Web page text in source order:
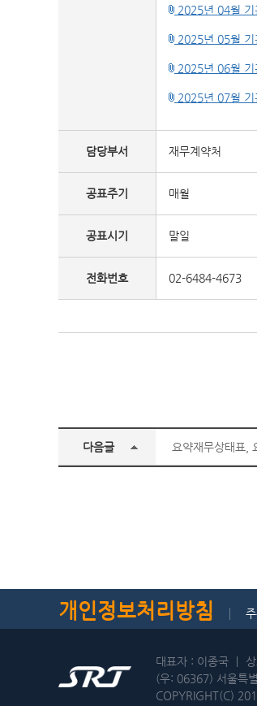
2025년 04월 기
2025년 05월 기
2025년 06월 기
2025년 07월 기
담당부서 재무계약처
공표주기 매월
공표시기 말일
전화번호 02-6484-4673
다음글 요약재무상태표,
개인정보처리방침
대표자 : 이종국 ㅣ
(우: 06367) 서울특
COPYRIGHT(C)